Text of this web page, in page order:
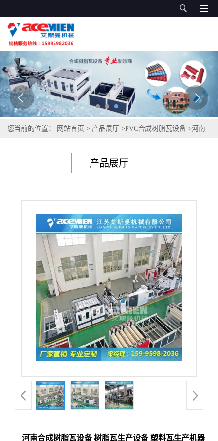
您当前的位置： 网站首页 > 产品展厅 >PVC合成树脂瓦设备 >河南
产品展厅
河南合成树脂瓦设备 树脂瓦生产设备 塑料瓦生产机器